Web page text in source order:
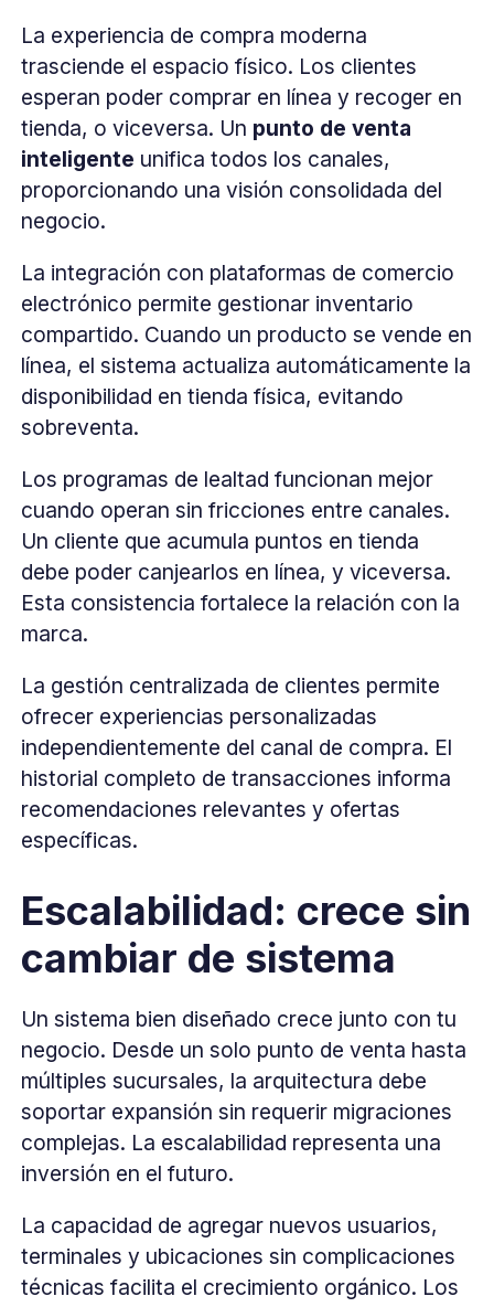
La experiencia de compra moderna
trasciende el espacio físico. Los clientes
esperan poder comprar en línea y recoger en
tienda, o viceversa. Un punto de venta
inteligente unifica todos los canales,
proporcionando una visión consolidada del
negocio.
La integración con plataformas de comercio
electrónico permite gestionar inventario
compartido. Cuando un producto se vende en
línea, el sistema actualiza automáticamente la
disponibilidad en tienda física, evitando
sobreventa.
Los programas de lealtad funcionan mejor
cuando operan sin fricciones entre canales.
Un cliente que acumula puntos en tienda
debe poder canjearlos en línea, y viceversa.
Esta consistencia fortalece la relación con la
marca.
La gestión centralizada de clientes permite
ofrecer experiencias personalizadas
independientemente del canal de compra. El
historial completo de transacciones informa
recomendaciones relevantes y ofertas
específicas.
Escalabilidad: crece sin
cambiar de sistema
Un sistema bien diseñado crece junto con tu
negocio. Desde un solo punto de venta hasta
múltiples sucursales, la arquitectura debe
soportar expansión sin requerir migraciones
complejas. La escalabilidad representa una
inversión en el futuro.
La capacidad de agregar nuevos usuarios,
terminales y ubicaciones sin complicaciones
técnicas facilita el crecimiento orgánico. Los